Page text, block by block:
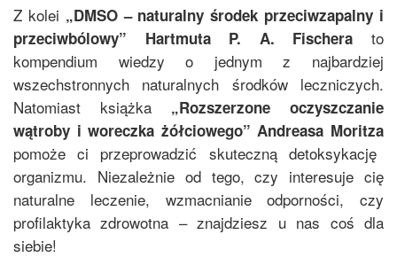
Z kolei „DMSO – naturalny środek przeciwzapalny i
przeciwbólowy” Hartmuta P. A. Fischera to
kompendium wiedzy o jednym z najbardziej
wszechstronnych naturalnych środków leczniczych.
Natomiast książka „Rozszerzone oczyszczanie
wątroby i woreczka żółciowego”Andreasa Moritza
pomoże ci przeprowadzić skuteczną detoksykację
organizmu. Niezależnie od tego, czy interesuje cię
naturalne leczenie, wzmacnianie odporności, czy
profilaktyka zdrowotna – znajdziesz u nas coś dla
siebie!